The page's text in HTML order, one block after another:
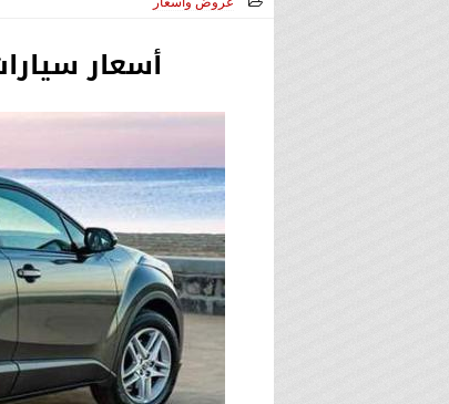
أسعار سيارات تويوتا